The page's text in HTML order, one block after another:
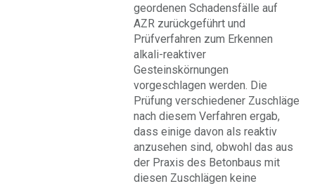
geordenen Schadensfälle auf
AZR zurückgeführt und
Prüfverfahren zum Erkennen
alkali-reaktiver
Gesteinskörnungen
vorgeschlagen werden. Die
Prüfung verschiedener Zuschläge
nach diesem Verfahren ergab,
dass einige davon als reaktiv
anzusehen sind, obwohl das aus
der Praxis des Betonbaus mit
diesen Zuschlägen keine